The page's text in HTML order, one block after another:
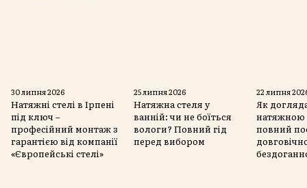
30 липня 2026
Натяжні стелі в Ірпені
під ключ –
професійний монтаж з
гарантією від компанії
«Європейські стелі»
25 липня 2026
Натяжна стеля у
ванній: чи не боїться
вологи? Повний гід
перед вибором
22 липня
Як
натяжною
повний